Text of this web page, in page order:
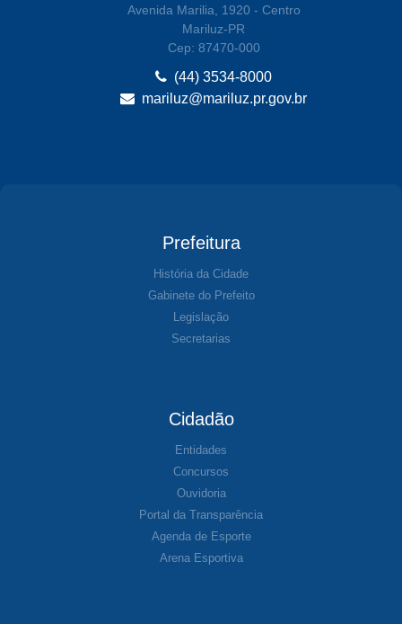
Avenida Marilia, 1920 - Centro
Mariluz-PR
Cep: 87470-000
(44) 3534-8000
mariluz@mariluz.pr.gov.br
Prefeitura
História da Cidade
Gabinete do Prefeito
Legislação
Secretarias
Cidadão
Entidades
Concursos
Ouvidoria
Portal da Transparência
Agenda de Esporte
Arena Esportiva